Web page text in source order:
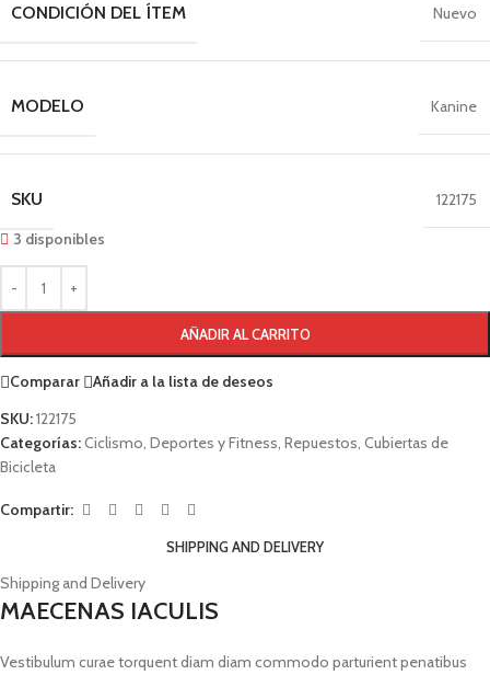
CONDICIÓN DEL ÍTEM Nuevo
MODELO Kanine
SKU
122175
3 disponibles
AÑADIR AL CARRITO
Comparar
Añadir a la lista de deseos
SKU:122175
Categorías:Ciclismo Deportes y Fitness Repuestos Cubiertas de
Bicicleta
Compartir:
SHIPPING AND DELIVERY
Shipping and Delivery
MAECENAS IACULIS
Vestibulum curae torquent diam diam commodo parturient penatibus